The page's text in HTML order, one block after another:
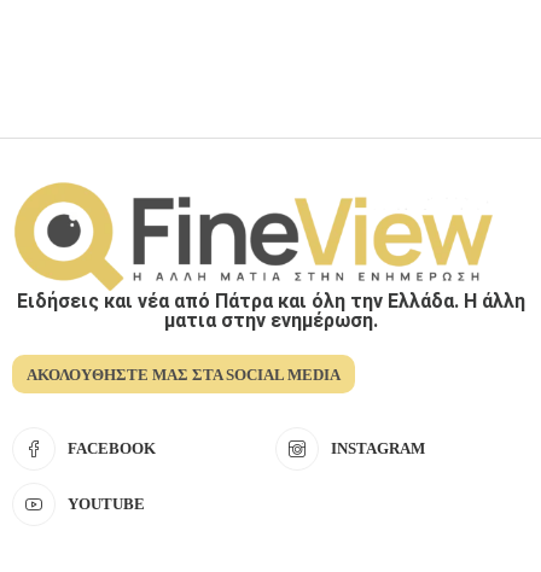
Ειδήσεις και νέα από Πάτρα και όλη την Ελλάδα. Η άλλη
ματια στην ενημέρωση.
ΑΚΟΛΟΥΘΉΣΤΕ ΜΑΣ ΣΤΑ SOCIAL MEDIA
FACEBOOK INSTAGRAM
YOUTUBE